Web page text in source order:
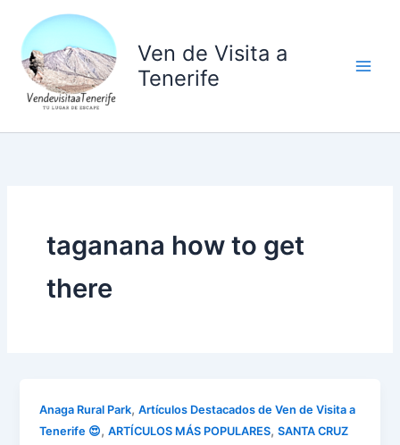
contenido
Ven de Visita a
Tenerife
taganana how to get
there
Anaga Rural Park,Artículos Destacados de Ven de Visita a
Tenerife 😍,ARTÍCULOS MÁS POPULARES,SANTA CRUZ